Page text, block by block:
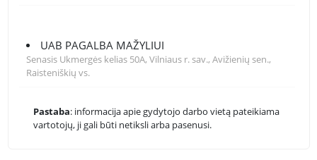
UAB PAGALBA MAŽYLIUI
Senasis Ukmergės kelias 50A, Vilniaus r. sav., Avižienių sen.,
Raisteniškių vs.
Pastaba: informacija apie gydytojo darbo vietą pateikiama
vartotojų, ji gali būti netiksli arba pasenusi.